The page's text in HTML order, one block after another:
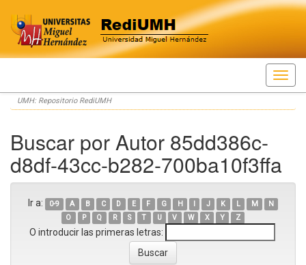
Skip
navigation
UMH: Repositorio RediUMH
Buscar por Autor 85dd386c-
d8df-43cc-b282-700ba10f3ffa
Ir a: 0-9 A B C D E F G H I J K L M
N
O
P Q R S T U V W X Y Z
O introducir las primeras letras: